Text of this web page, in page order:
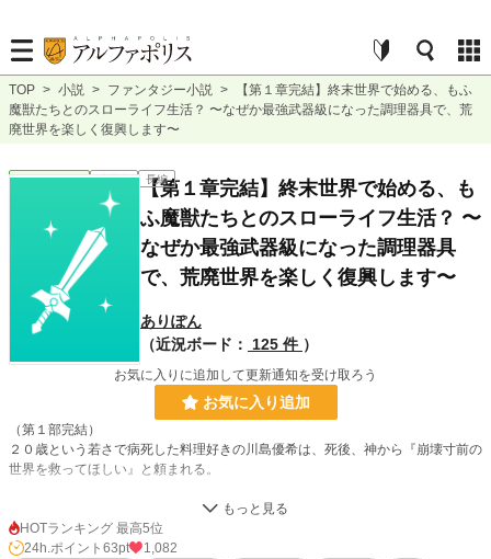
TOP > 小説 > ファンタジー小説 >
【第１章完結】終末世界で始める、もふ
魔獣たちとのスローライフ生活？ 〜なぜか最強武器級になった調理器具で、荒
廃世界を楽しく復興します〜
ファンタジー 連載中 長編
【第１章完結】終末世界で始める、も
ふ魔獣たちとのスローライフ生活？ 〜
なぜか最強武器級になった調理器具
で、荒廃世界を楽しく復興します〜
ありぽん
（近況ボード：
125 件 ）
お気に入りに追加して更新通知を受け取ろう
お気に入り追加
（第１部完結）
２０歳という若さで病死した料理好きの川島優希は、死後、神から『崩壊寸前の
世界を救ってほしい』と頼まれる。
そこで理由を聞いた優希は、その世界で苦しむ魔獣や人々のことを思うととも
に、早く死んでしまった自分が、終末世界でもまた生きられるならと考え。
そして、復興には楽しみも必要だろうと、その世界ですぐに料理ができるよう、
HOTランキング 最高5位
24h.ポイント 63pt
1,082